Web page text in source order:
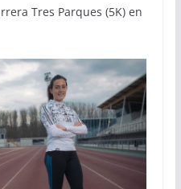
Tres Parques (5K) en